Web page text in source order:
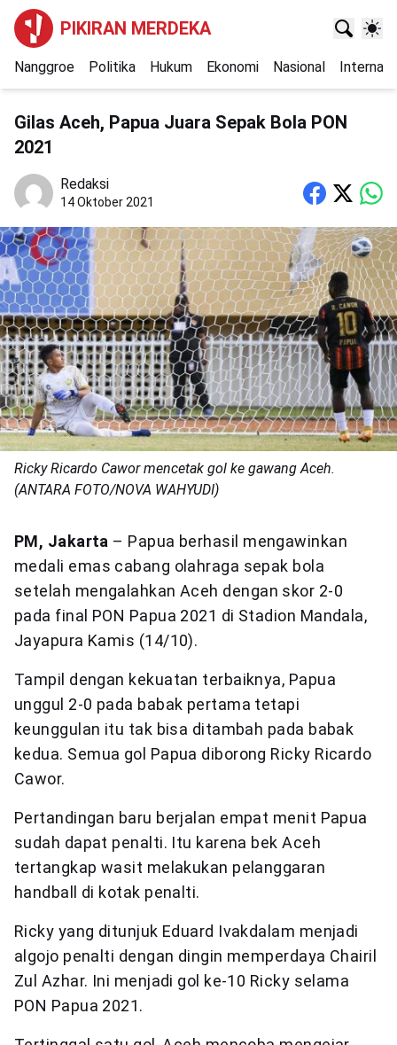
PIKIRAN MERDEKA
Nanggroe Politika Hukum Ekonomi Nasional
Gilas Aceh, Papua Juara Sepak Bola PON
2021
Redaksi
14 Oktober 2021
Ricky Ricardo Cawor mencetak gol ke gawang Aceh.
(ANTARA FOTO/NOVA WAHYUDI)
PM, Jakarta – Papua berhasil mengawinkan
medali emas cabang olahraga sepak bola
setelah mengalahkan Aceh dengan skor 2-0
pada final PON Papua 2021 di Stadion Mandala,
Jayapura Kamis (14/10).
Tampil dengan kekuatan terbaiknya, Papua
unggul 2-0 pada babak pertama tetapi
keunggulan itu tak bisa ditambah pada babak
kedua. Semua gol Papua diborong Ricky Ricardo
Cawor.
Pertandingan baru berjalan empat menit Papua
sudah dapat penalti. Itu karena bek Aceh
tertangkap wasit melakukan pelanggaran
handball di kotak penalti.
Ricky yang ditunjuk Eduard Ivakdalam menjadi
algojo penalti dengan dingin memperdaya Chairil
Zul Azhar. Ini menjadi gol ke-10 Ricky selama
PON Papua 2021.